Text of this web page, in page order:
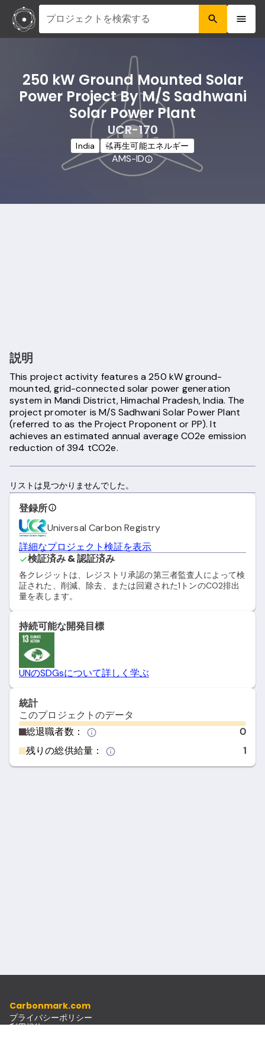
250 kW Ground Mounted Solar
Power Project By M/S Sadhwani
Solar Power Plant
UCR-170
India 再生可能エネルギー
AMS-ID
説明
This project activity features a 250 kW ground-
mounted, grid-connected solar power generation
system in Mandi District, Himachal Pradesh, India. The
project promoter is M/S Sadhwani Solar Power Plant
(referred to as the Project Proponent or PP). It
achieves an estimated annual average CO2e emission
reduction of 394 tCO2e.
リストは見つかりませんでした。
登録所
Universal Carbon Registry
詳細なプロジェクト検証を表示
検証済み & 認証済み
各クレジットは、レジストリ承認の第三者監査人によって検
証された、削減、除去、または回避された1トンのCO2排出
量を表します。
持続可能な開発目標
UNのSDGsについて詳しく学ぶ
統計
このプロジェクトのデータ
総退職者数：
0
残りの総供給量：
1
Carbonmark.com
プライバシーポリシー
利用規約